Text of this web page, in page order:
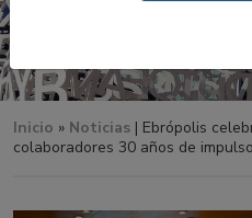
Inicio » Noticias | Ebrópolis
colaboradores 30 años de